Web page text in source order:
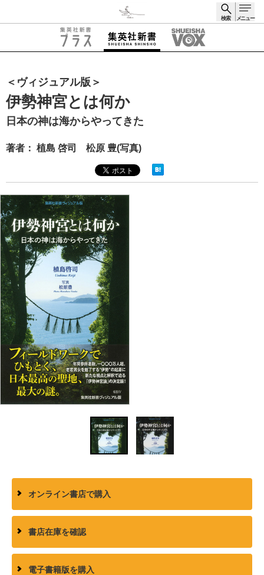
検索 メニュー
＜ヴィジュアル版＞
伊勢神宮とは何か
日本の神は海からやってきた
著者： 植島 啓司 松原 豊(写真)
オンライン書店で購入
書店在庫を確認
電子書籍版を購入